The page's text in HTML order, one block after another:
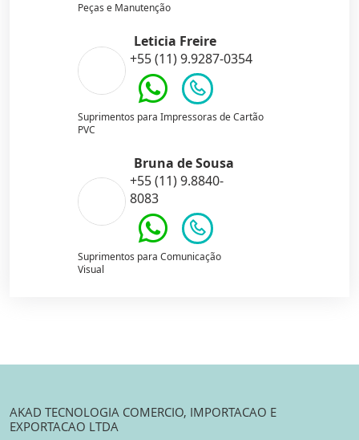
Peças e Manutenção
Leticia Freire
+55 (11) 9.9287-0354
Suprimentos para Impressoras de Cartão
PVC
Bruna de Sousa
+55 (11) 9.8840-
8083
Suprimentos para Comunicação
Visual
AKAD TECNOLOGIA COMERCIO, IMPORTACAO E
EXPORTACAO LTDA